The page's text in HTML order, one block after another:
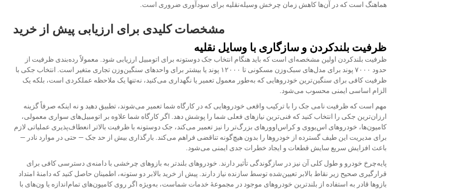
هماهنگ است که در آن‌ها کاهش زمان چرخش وسیله‌نقلیه برای سودآوری ضروری است.
مشخصات کلیدی برای ارزیابی پیش از خرید
ظرفیت بلندکردن و سازگاری با وسایل نقلیه
ظرفیت بلندکردن اولین مشخصه‌ای است که باید هنگام انتخاب جک دوستونه برای اتومبیل ارزیابی شود. معمولاً رده‌بندی ظرفیت از
حدود ۷۰۰۰ پوند برای مدل‌های سبک‌وزن مسکونی تا ۱۲۰۰۰ پوند یا بیشتر برای واحدهای سنگین‌وزن تجاری متغیر است. انتخاب جکی با
ظرفیت کافی برای سنگین‌ترین خودروهایی که به‌طور معمول تعمیر یا نگهداری می‌کنید، نه‌تنها یک ملاحظه عملکردی است، بلکه یک
الزام اساسی ایمنی محسوب می‌شود.
مهم است که ظرفیت نامی جک را با ترکیب واقعی خودروهایی که در کارگاه شما تعمیر می‌شوند، تطبیق دهید و نه اینکه صرفاً گزینه
ارزان‌ترین جکی را انتخاب کنید که فنی‌ترین نیازهای فعلی شما را پوشش دهد. اگر کارگاه شما علاوه بر اتومبیل‌های سواری معمولی،
کامیون‌ها، خودروهای اس‌یو‌وی و کراس‌اوورهای بزرگ‌تر را نیز تعمیر می‌کند، جک دوستونه با ظرفیت بالاتر انعطاف‌پذیری عملیاتی لازم
برای مدیریت این طیف گسترده از خودروها را بدون هیچ‌گونه تناقضی فراهم می‌کند. بارگذاری بیش از حد جک — حتی در موارد نادر —
باعث افزایش سریع سایش قطعات و ایجاد خطرات جدی ایمنی می‌شود.
پایه‌چرخ خودرو و طول کلی آن نیز در سازگوندگی تأثیر دارند. خودروهای بلندتر به بازوهای چرخشی با دامنه‌ی دسترسی کافی برای
قرارگیری صحیح زیر نقاط بالابر تعیین‌شده توسط سازنده نیاز دارند. پیش از خرید بالابر دو ستونه، اطمینان حاصل کنید که دامنهٔ امتداد
بازوها قادر به استفاده از بلندترین خودروهای موجود در مجموعهٔ خدمات شماست، به‌ویژه اگر روی کامیون‌های تمام‌اندازه یا ون‌های با